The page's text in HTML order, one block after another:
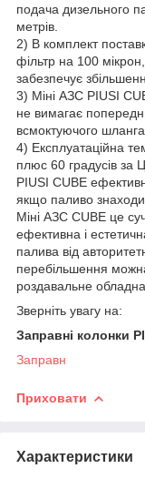
подача дизельного
метрів.
2) В комплект
фільтр на 100
забезпечує
3) Міні АЗС PIUSI
не вимагає
всмоктуючого шланга.
4) Експлуатаційна
плюс 60 градусів за
PIUSI CUBE
якщо паливо
Міні АЗС CUBE це
ефективна і
палива від
перебільшення
роздавальне
Зверніть увагу на:
Заправні колонки
Заправн
Приховати
Характеристики